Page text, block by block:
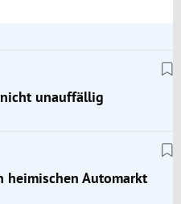
unauffällig
heimischen Automarkt